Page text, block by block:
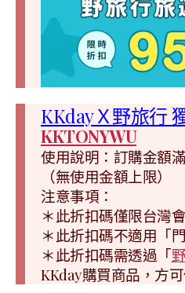
KKdayＸ野旅行
KKTONYWU
使用說明：訂購金額
（無使用金額上限）
注意事項：
＊此折扣碼僅限台灣
＊此折扣碼不適用「
＊此折扣碼需透過「
KKday購買商品，方